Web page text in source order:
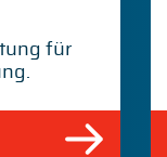
für